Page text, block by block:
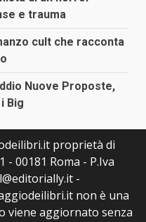
e trauma
cult che racconta
Nuove Proposte,
Big
proprietà di
- 00181 Roma - P.Iva
-
non è una
viene aggiornato senza